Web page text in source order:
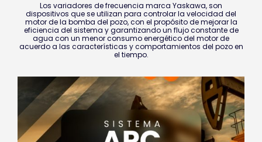
Los variadores de frecuencia marca Yaskawa, son
dispositivos que se utilizan para controlar la velocidad del
motor de la bomba del pozo, con el propósito de mejorar la
eficiencia del sistema y garantizando un flujo constante de
agua con un menor consumo energético del motor de
acuerdo a las características y comportamientos del pozo en
el tiempo.